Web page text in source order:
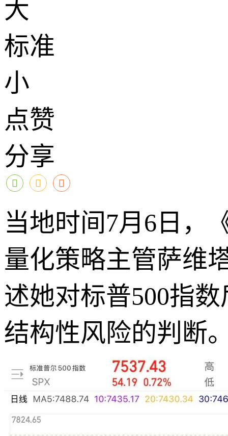
大
标准
小
点赞
分享
当地时间7月6日，
量化策略主管萨维
述她对标普500指
结构性风险的判断